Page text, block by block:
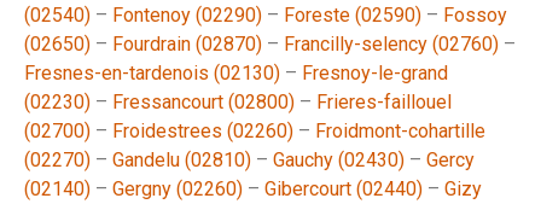
(02540) – Fontenoy (02290) – Foreste (02590) – Fossoy
(02650) – Fourdrain (02870) – Francilly-selency (02760) –
Fresnes-en-tardenois (02130) – Fresnoy-le-grand
(02230) – Fressancourt (02800) – Frieres-faillouel
(02700) – Froidestrees (02260) – Froidmont-cohartille
(02270) – Gandelu (02810) – Gauchy (02430) – Gercy
(02140) – Gergny (02260) – Gibercourt (02440) – Gizy